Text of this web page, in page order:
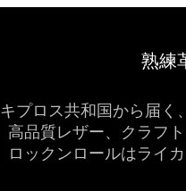
熟練
キプロス共和国から届く
高品質レザー、クラフ
ロックンロールはライ